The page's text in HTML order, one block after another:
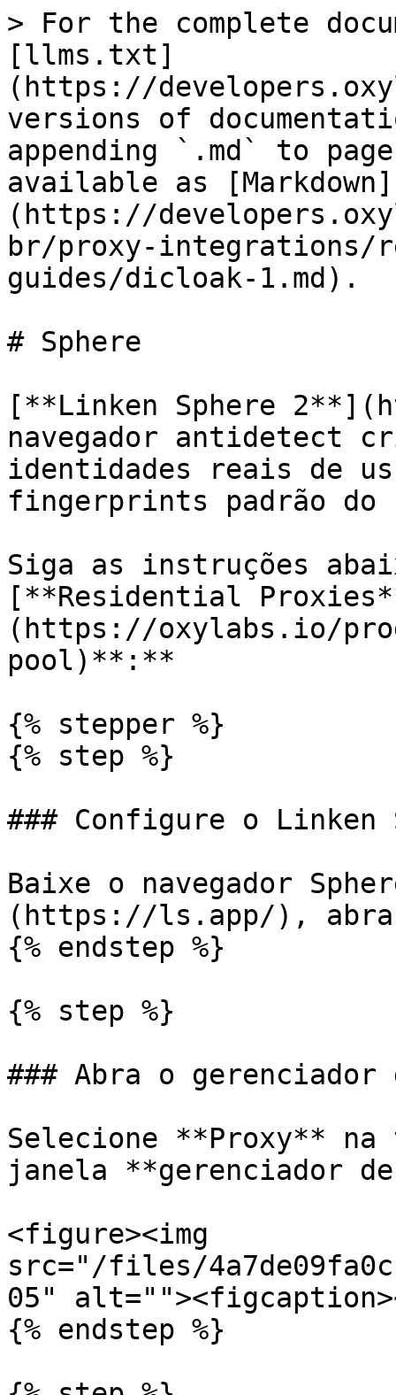
> For the complete
[llms.txt]
(https://
versions of
appending `.md` to
available as [Markdown]
(https://
br/proxy-integrations/
guides/dicloak-1.md).
# Sphere
[**Linken Sphere
navegador antidetect
identidades reais de
fingerprints padrão do
Siga as instruções
[**Residential
(https://oxylabs.io/
pool)**:**
{% stepper %}
{% step %}
### Configure o Linken
Baixe o navegador
(https://ls.app/),
{% endstep %}
{% step %}
### Abra o gerenciador
Selecione **Proxy**
janela **gerenciador
<figure><img
src="/files/
05"
{% endstep %}